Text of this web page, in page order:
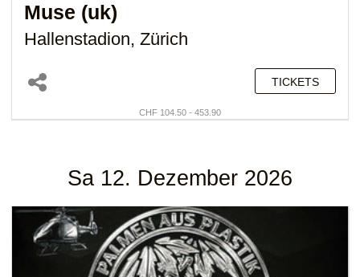
Muse (uk)
Hallenstadion, Zürich
TICKETS
CHF 104.50 - 453.90
Sa 12. Dezember 2026